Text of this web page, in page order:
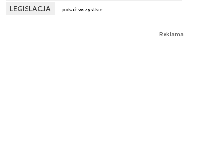
LEGISLACJA
pokaż wszystkie
Reklama